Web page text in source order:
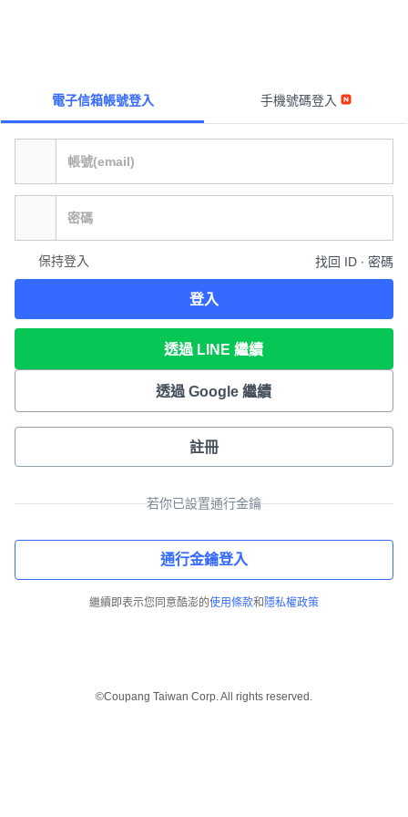
電子信箱帳號登入 手機號碼登入
保持登入 找回 ID ∙ 密碼
登入
透過 LINE 繼續
透過 Google 繼續
註冊
若你已設置通行金鑰
通行金鑰登入
繼續即表示您同意酷澎的使用條款和 隱私權政策
©Coupang Taiwan Corp. All rights reserved.